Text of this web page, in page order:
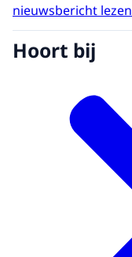
nieuwsbericht lezen
Hoort bij